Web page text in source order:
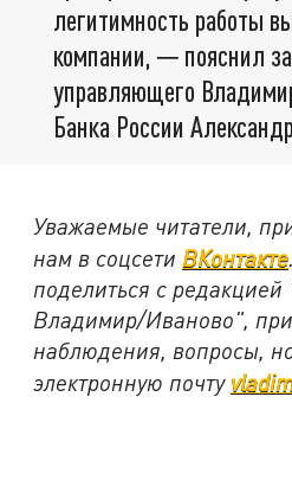
легитимность работы
компании, ─ пояснил
управляющего
Банка России
Уважаемые читатели,
нам в соцсети ВКонтакте
поделиться с редакцией
Владимир/Иваново",
наблюдения, вопросы,
электронную почту